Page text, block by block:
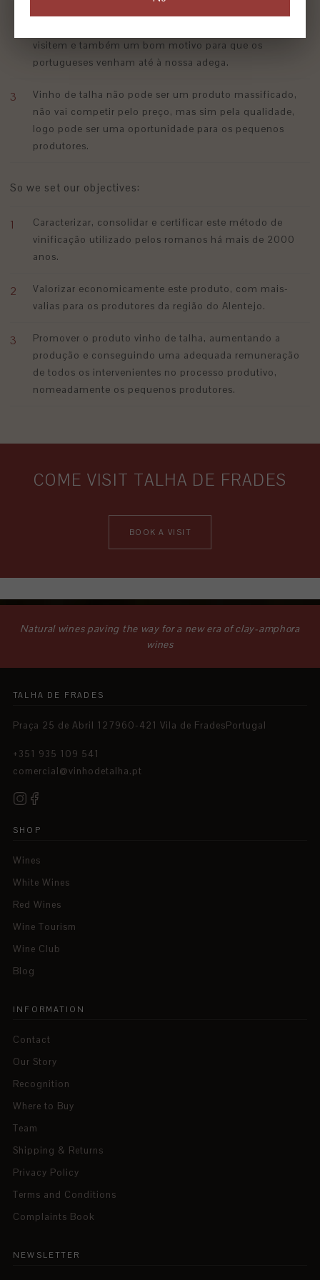
visitem e também um bom motivo para que os
portugueses venham até à nossa adega.
Vinho de talha não pode ser um produto massificado,
não vai competir pelo preço, mas sim pela qualidade,
logo pode ser uma oportunidade para os pequenos
produtores.
So we set our objectives:
Caracterizar, consolidar e certificar este método de
vinificação utilizado pelos romanos há mais de 2000
anos.
Valorizar economicamente este produto, com mais-
valias para os produtores da região do Alentejo.
Promover o produto vinho de talha, aumentando a
produção e conseguindo uma adequada remuneração
de todos os intervenientes no processo produtivo,
nomeadamente os pequenos produtores.
COME VISIT TALHA DE FRADES
BOOK A VISIT
Natural wines paving the way for a new era of clay-amphora
wines
TALHA DE FRADES
Praça 25 de Abril 127960-421 Vila de FradesPortugal
+351 935 109 541
comercial@vinhodetalha.pt
SHOP
Wines
White Wines
Red Wines
Wine Tourism
Wine Club
Blog
INFORMATION
Contact
Our Story
Recognition
Where to Buy
Team
Shipping & Returns
Privacy Policy
Terms and Conditions
Complaints Book
NEWSLETTER